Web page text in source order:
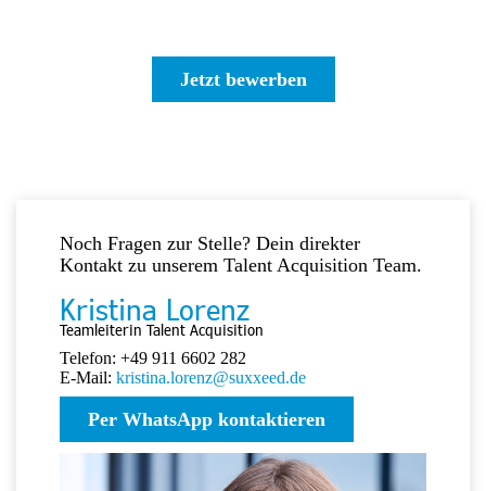
Jetzt bewerben
Noch Fragen zur Stelle? Dein direkter
Kontakt zu unserem Talent Acquisition Team.
Kristina Lorenz
Teamleiterin Talent Acquisition
Telefon: +49 911 6602 282
E-Mail: kristina.lorenz@suxxeed.de
Per WhatsApp kontaktieren